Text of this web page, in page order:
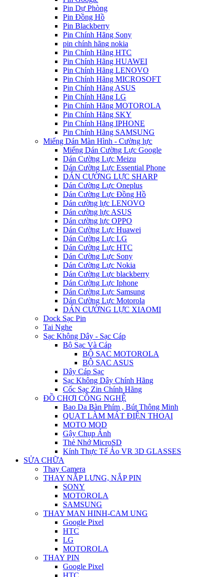
Pin Dự Phòng
Pin Đồng Hồ
Pin Blackberry
Pin Chính Hãng Sony
pin chính hãng nokia
Pin Chính Hãng HTC
Pin Chính Hãng HUAWEI
Pin Chính Hãng LENOVO
Pin Chính Hãng MICROSOFT
Pin Chính Hãng ASUS
Pin Chính Hãng LG
Pin Chính Hãng MOTOROLA
Pin Chính Hãng SKY
Pin Chính Hãng IPHONE
Pin Chính Hãng SAMSUNG
Miếng Dán Màn Hình - Cường lực
Miếng Dán Cường Lực Google
Dán Cường Lực Meizu
Dán Cường Lực Essential Phone
DÁN CƯỜNG LỰC SHARP
Dán Cường Lực Oneplus
Dán Cường Lực Đồng Hồ
Dán cường lực LENOVO
Dán cường lực ASUS
Dán cường lực OPPO
Dán Cường Lực Huawei
Dán Cường Lực LG
Dán Cường Lực HTC
Dán Cường Lực Sony
Dán Cường Lực Nokia
Dán Cường Lực blackberry
Dán Cường Lực Iphone
Dán Cường Lực Samsung
Dán Cường Lực Motorola
DÁN CƯỜNG LỰC XIAOMI
Dock Sạc Pin
Tai Nghe
Sạc Không Dây - Sạc Cáp
Bộ Sạc Và Cáp
BỘ SẠC MOTOROLA
BỘ SẠC ASUS
Dây Cáp Sạc
Sạc Không Dây Chính Hãng
Cốc Sạc Zin Chính Hãng
ĐỒ CHƠI CÔNG NGHỆ
Bao Da Bàn Phím , Bút Thông Minh
QUẠT LÀM MÁT ĐIỆN THOẠI
MOTO MOD
Gậy Chụp Ảnh
Thẻ Nhớ MicroSD
Kính Thực Tế Ảo VR 3D GLASSES
SỬA CHỮA
Thay Camera
THAY NẮP LƯNG, NẮP PIN
SONY
MOTOROLA
SAMSUNG
THAY MAN HINH-CAM UNG
Google Pixel
HTC
LG
MOTOROLA
THAY PIN
Google Pixel
HTC